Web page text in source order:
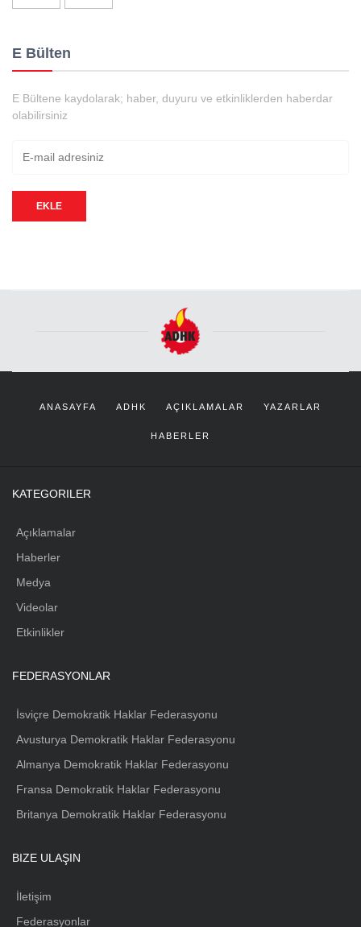
E Bülten
E Bültene kaydolarak; haber, duyuru ve etkinliklerden haberdar
olabilirsiniz
EKLE
ANASAYFA ADHK AÇIKLAMALAR YAZARLAR
HABERLER
KATEGORILER
Açıklamalar
Haberler
Medya
Videolar
Etkinlikler
FEDERASYONLAR
İsviçre Demokratik Haklar Federasyonu
Avusturya Demokratik Haklar Federasyonu
Almanya Demokratik Haklar Federasyonu
Fransa Demokratik Haklar Federasyonu
Britanya Demokratik Haklar Federasyonu
BIZE ULAŞIN
İletişim
Federasyonlar